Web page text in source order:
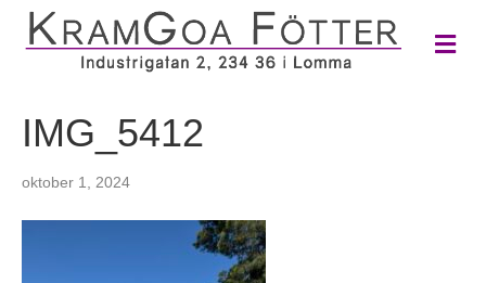
M
e
IMG_5412
oktober 1, 2024